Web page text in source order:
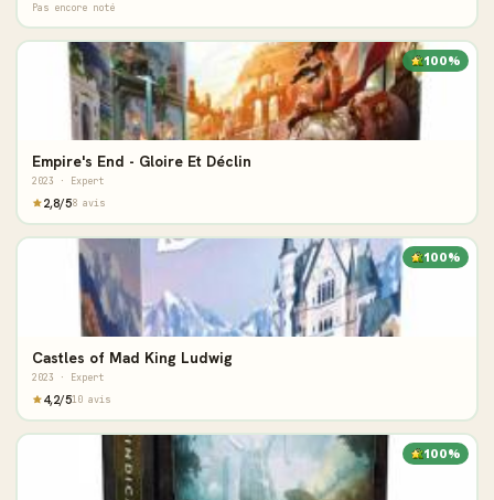
Pas encore noté
100%
Empire's End - Gloire Et Déclin
2023 · Expert
2,8/58 avis
100%
Castles of Mad King Ludwig
2023 · Expert
4,2/510 avis
100%